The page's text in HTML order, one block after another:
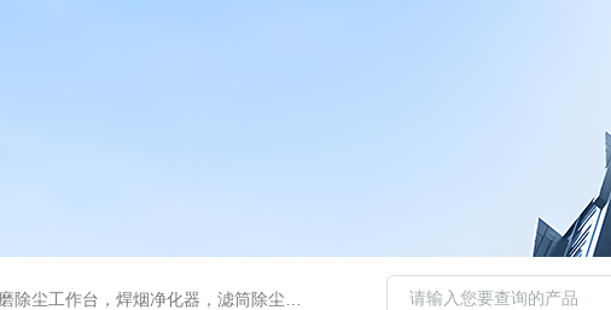
滤筒除尘器，旋风除尘器，除尘设备配件，喷淋塔